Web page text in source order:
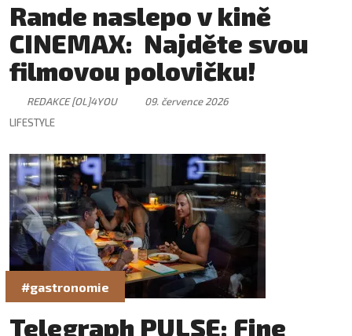
Rande naslepo v kině
CINEMAX: Najděte svou
filmovou polovičku!
REDAKCE [OL]4YOU
09. července 2026
LIFESTYLE
#gastronomie
Telegraph PULSE: Fine